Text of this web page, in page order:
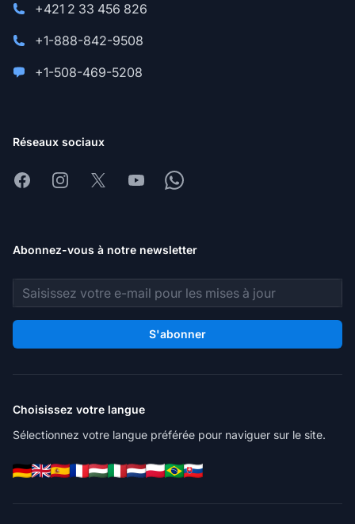
+421 2 33 456 826
+1-888-842-9508
+1-508-469-5208
Réseaux sociaux
FacebookInstagram
X YoutubeWhatsapp
Abonnez-vous à notre newsletter
Adresse e-mail
S'abonner
Choisissez votre langue
Sélectionnez votre langue préférée pour naviguer sur le site.